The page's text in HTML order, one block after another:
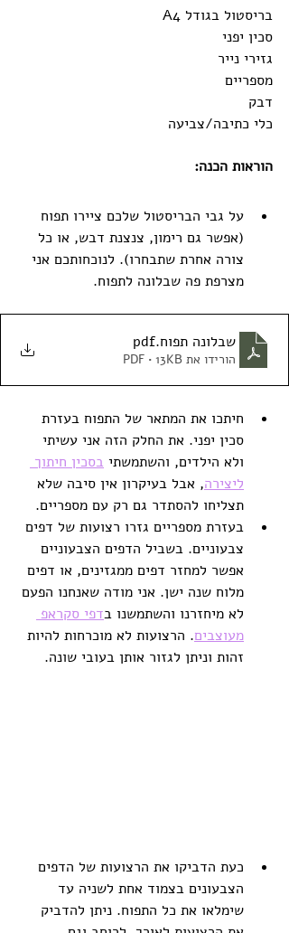
בריסטול בגודל A4
סכין יפני
גזירי נייר
מספריים
דבק
כלי כתיבה/צביעה
הוראות הכנה:
על גבי הבריסטול שלכם ציירו תפוח
(אפשר גם רימון, צנצנת דבש, או כל
צורה אחרת שתבחרו). לנוכחותכם אני
מצרפת פה שבלונה לתפוח.
שבלונה תפוח.pdf
הורידו את PDF • 13KB
חיתכו את המתאר של התפוח בעזרת
סכין יפני. את החלק הזה אני עשיתי
ולא הילדים, והשתמשתי בסכין חיתוך
ליצירה, אבל בעיקרון אין סיבה שלא
תצליחו להסתדר גם רק עם מספריים.
בעזרת מספריים גזרו רצועות של דפים
צבעוניים. בשביל הדפים הצבעוניים
אפשר למחזר דפים ממגזינים, או דפים
מלוח שנה ישן. אני מודה שאנחנו הפעם
לא מיחזרנו והשתמשנו בדפי סקראפ
מעוצבים. הרצועות לא מוכרחות להיות
זהות וניתן לגזור אותן בעובי שונה.
כעת הדביקו את הרצועות של הדפים
הצבעונים בצמוד אחת לשניה עד
שימלאו את כל התפוח. ניתן להדביק